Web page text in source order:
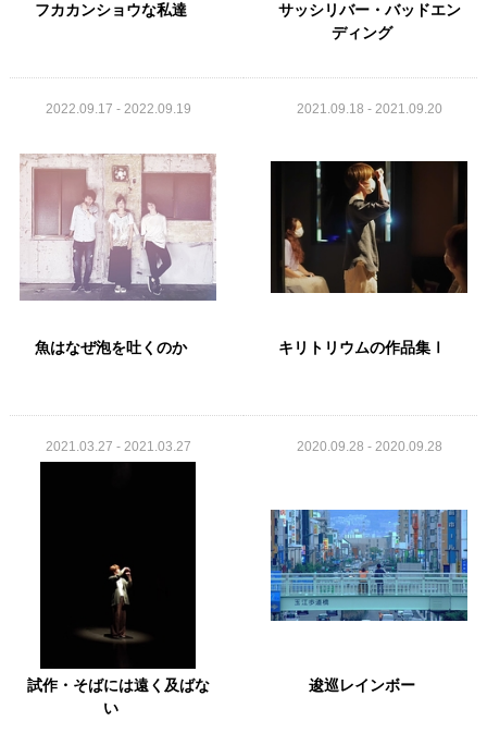
フカカンショウな私達
サッシリバー・バッドエン
ディング
2022.09.17 - 2022.09.19
魚はなぜ泡を吐くのか
2021.09.18 - 2021.09.20
キリトリウムの作品集Ⅰ
2021.03.27 - 2021.03.27
試作・そばには遠く及ばな
い
2020.09.28 - 2020.09.28
逡巡レインボー